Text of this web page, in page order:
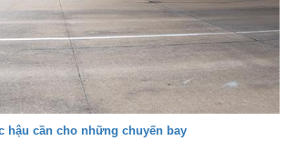
hậu cần cho những chuyến bay